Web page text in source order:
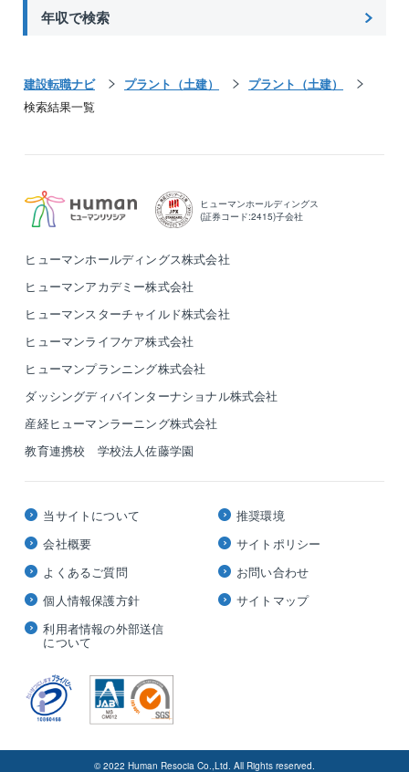
年収で検索
建設転職ナビ プラント（土建）
プラント（土建）
検索結果一覧
ヒューマンホールディングス
(証券コード:2415)子会社
ヒューマンホールディングス株式会社
ヒューマンアカデミー株式会社
ヒューマンスターチャイルド株式会社
ヒューマンライフケア株式会社
ヒューマンプランニング株式会社
ダッシングディバインターナショナル株式会社
産経ヒューマンラーニング株式会社
教育連携校 学校法人佐藤学園
当サイトについて
会社概要
よくあるご質問
個人情報保護方針
利用者情報の外部送信
について
推奨環境
サイトポリシー
お問い合わせ
サイトマップ
© 2022 Human Resocia Co.,Ltd. All Rights reserved.